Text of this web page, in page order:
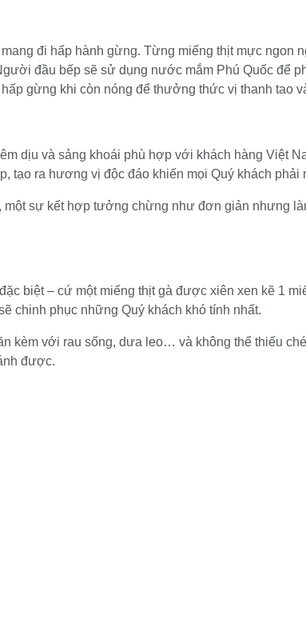
đi hấp hành gừng. Từng miếng thịt mực ngon
đầu bếp sẽ sử dụng nước mắm Phú Quốc để
gừng khi còn nóng để thưởng thức vị thanh tao
dịu và sảng khoái phù hợp với khách hàng Việt
tạo ra hương vị độc đáo khiến mọi Quý khách phải
sự kết hợp tưởng chừng như đơn giản nhưng
biệt – cứ một miếng thịt gà được xiên xen kẽ 1
chinh phục những Quý khách khó tính nhất.
kèm với rau sống, dưa leo… và không thể thiếu
được.